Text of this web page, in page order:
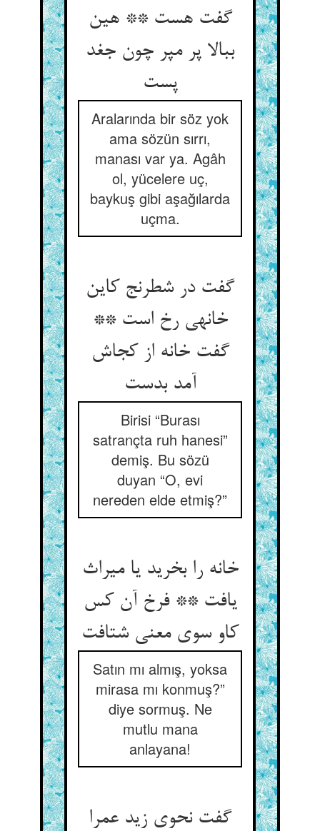
گفت هست ** هین
ببالا پر مپر چون جغد
پست‏
Aralarında bir söz yok
ama sözün sırrı,
manası var ya. Agâh
ol, yücelere uç,
baykuş gibi aşağılarda
uçma.
گفت در شطرنج کاین
خانه‏ی رخ است **
گفت خانه از کجاش
آمد بدست‏
Birisi “Burası
satrançta ruh hanesi”
demiş. Bu sözü
duyan “O, evi
nereden elde etmiş?”
خانه را بخرید یا میراث
یافت ** فرخ آن کس
کاو سوی معنی شتافت‏
Satın mı almış, yoksa
mirasa mı konmuş?”
diye sormuş. Ne
mutlu mana
anlayana!
گفت نحوی زید عمرا